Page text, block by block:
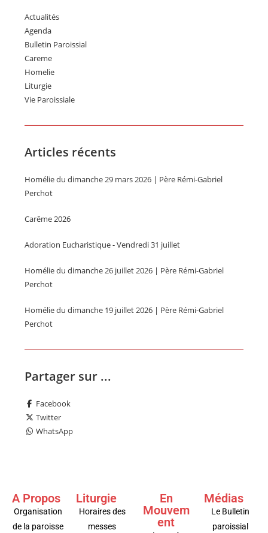
Actualités
Agenda
Bulletin Paroissial
Careme
Homelie
Liturgie
Vie Paroissiale
Articles récents
Homélie du dimanche 29 mars 2026 | Père Rémi-Gabriel
Perchot
Carême 2026
Adoration Eucharistique - Vendredi 31 juillet
Homélie du dimanche 26 juillet 2026 | Père Rémi-Gabriel
Perchot
Homélie du dimanche 19 juillet 2026 | Père Rémi-Gabriel
Perchot
Partager sur ...
Facebook
Twitter
WhatsApp
A Propos
Organisation
de la paroisse
Liturgie
Horaires des
messes
En
Mouvem
ent
Médias
Le Bulletin
paroissial